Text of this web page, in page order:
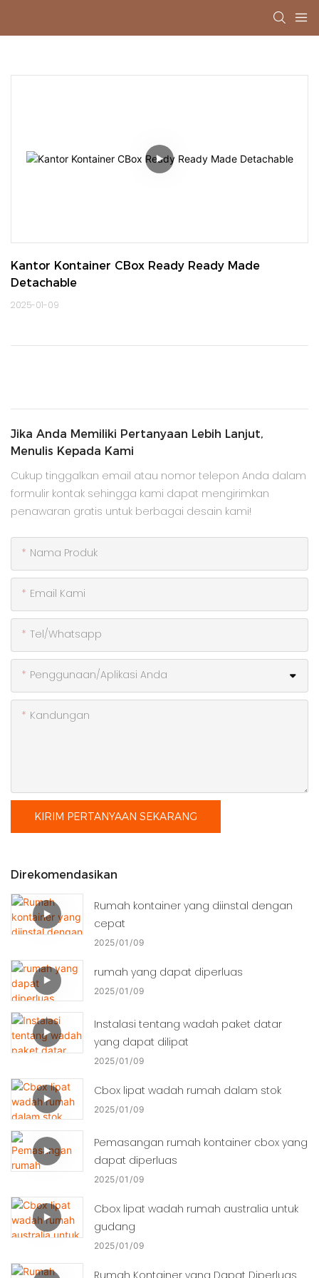
Kantor Kontainer CBox Ready Ready Made
Detachable
2025-01-09
Jika Anda Memiliki Pertanyaan Lebih Lanjut,
Menulis Kepada Kami
Cukup tinggalkan email atau nomor telepon Anda dalam
formulir kontak sehingga kami dapat mengirimkan
penawaran gratis untuk berbagai desain kami!
Nama Produk
Email Kami
Tel/whatsapp
Penggunaan/Aplikasi Anda
Kandungan
KIRIM PERTANYAAN SEKARANG
Direkomendasikan
Rumah kontainer yang diinstal dengan
cepat
2025 01 09
rumah yang dapat diperluas
2025 01 09
Instalasi tentang wadah paket datar
yang dapat dilipat
2025 01 09
Cbox lipat wadah rumah dalam stok
2025 01 09
Pemasangan rumah kontainer cbox yang
dapat diperluas
2025 01 09
Cbox lipat wadah rumah australia untuk
gudang
2025 01 09